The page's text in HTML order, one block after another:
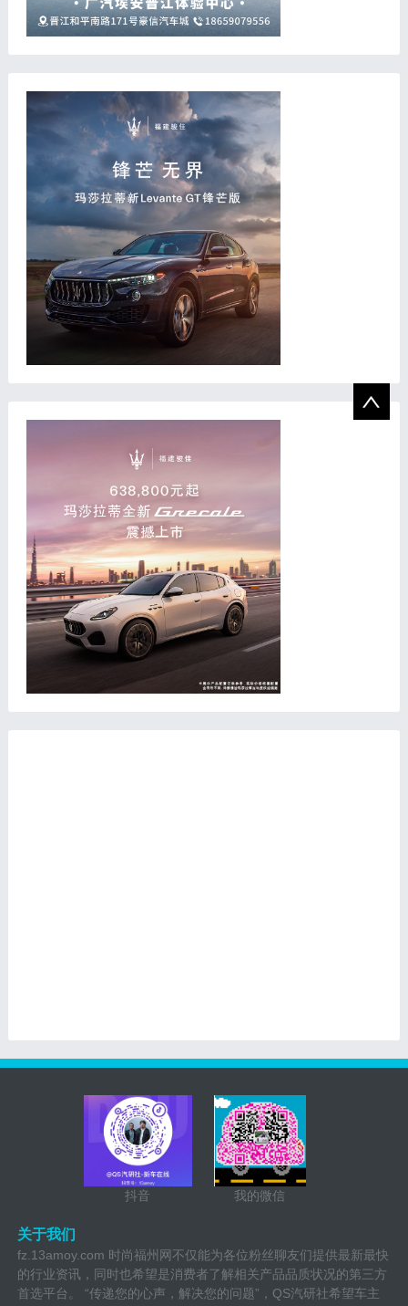
抖音 我的微信
关于我们
fz.13amoy.com 时尚福州网不仅能为各位粉丝聊友们提供最新最快
的行业资讯，同时也希望是消费者了解相关产品品质状况的第三方
首选平台。 “传递您的心声，解决您的问题”，QS汽研社希望车主